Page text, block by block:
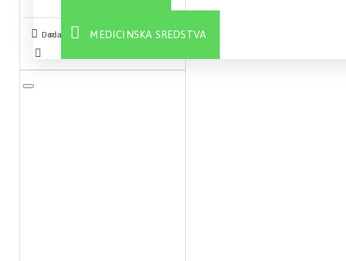
MEDICINSKA SREDSTVA
Dodaj u korpu